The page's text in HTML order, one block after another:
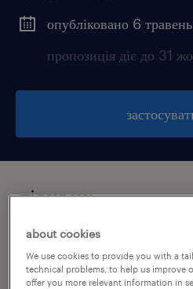
опубліковано 6
пропозиція діє до 31
підсумок
gdańsk, pomorskie
praca stała
about cookies
We use cookies to provide you with a
technical problems, to help us improve
offer you more relevant information in